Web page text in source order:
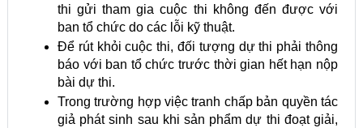
thi gửi tham gia cuộc thi không đến được với
ban tổ chức do các lỗi kỹ thuật.
Để rút khỏi cuộc thi, đối tượng dự thi phải thông
báo với ban tổ chức trước thời gian hết hạn nộp
bài dự thi.
Trong trường hợp việc tranh chấp bản quyền tác
giả phát sinh sau khi sản phẩm dự thi đoạt giải,